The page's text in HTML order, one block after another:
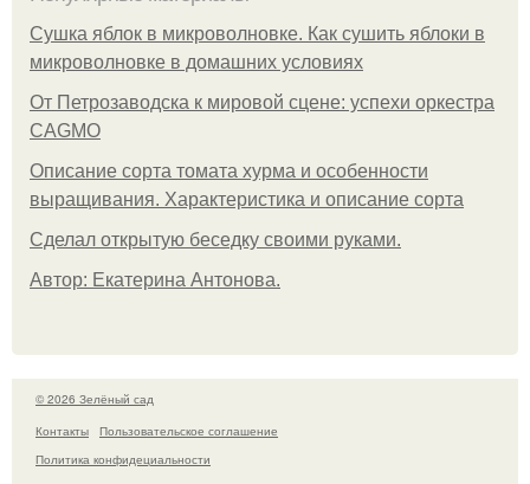
Сушка яблок в микроволновке. Как сушить яблоки в
микроволновке в домашних условиях
От Петрозаводска к мировой сцене: успехи оркестра
CAGMO
Описание сорта томата хурма и особенности
выращивания. Характеристика и описание сорта
Сделал открытую беседку своими руками.
Автор: Екатерина Антонова.
© 2026 Зелёный сад
Контакты
Пользовательское соглашение
Политика конфидециальности